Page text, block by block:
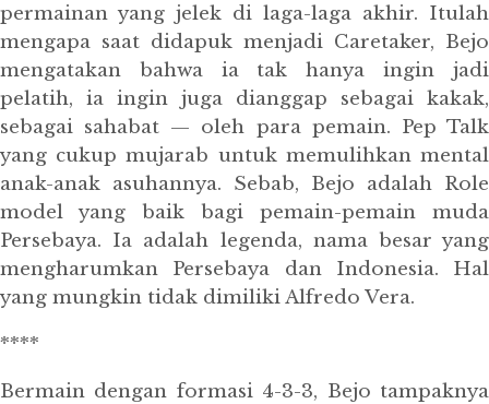
permainan yang jelek di laga-laga akhir. Itulah
mengapa saat didapuk menjadi Caretaker, Bejo
mengatakan bahwa ia tak hanya ingin jadi
pelatih, ia ingin juga dianggap sebagai kakak,
sebagai sahabat — oleh para pemain. Pep Talk
yang cukup mujarab untuk memulihkan mental
anak-anak asuhannya. Sebab, Bejo adalah Role
model yang baik bagi pemain-pemain muda
Persebaya. Ia adalah legenda, nama besar yang
mengharumkan Persebaya dan Indonesia. Hal
yang mungkin tidak dimiliki Alfredo Vera.
****
Bermain dengan formasi 4-3-3, Bejo tampaknya